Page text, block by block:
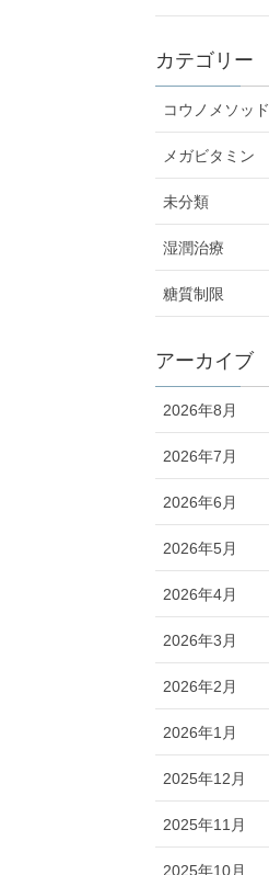
カテゴリー
コウノメソッド
メガビタミン
未分類
湿潤治療
糖質制限
アーカイブ
2026年8月
2026年7月
2026年6月
2026年5月
2026年4月
2026年3月
2026年2月
2026年1月
2025年12月
2025年11月
2025年10月